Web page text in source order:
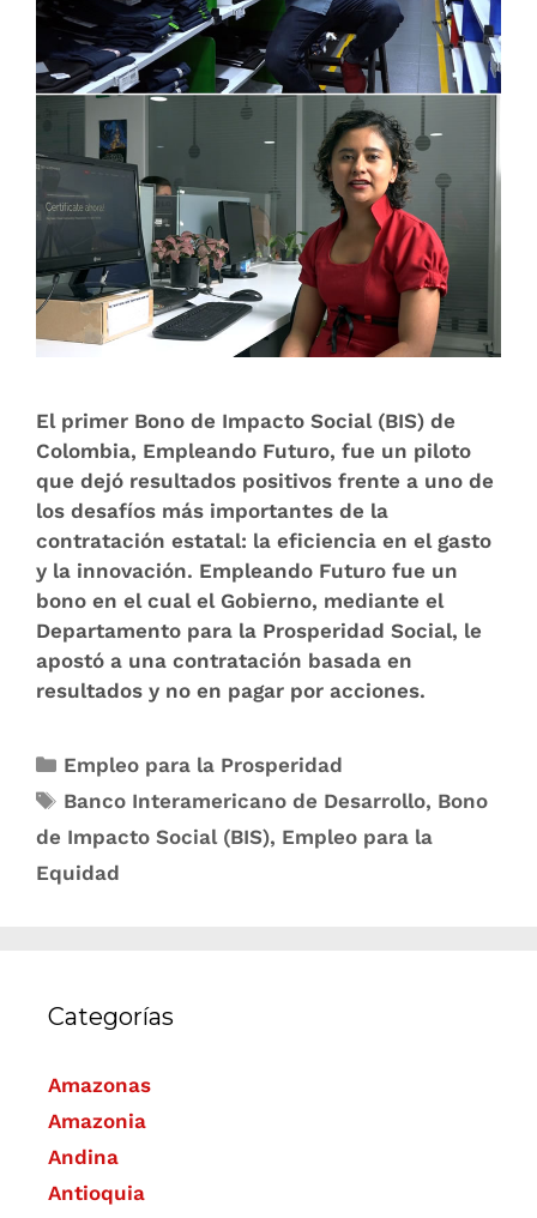
El primer Bono de Impacto Social (BIS) de
Colombia, Empleando Futuro, fue un piloto
que dejó resultados positivos frente a uno de
los desafíos más importantes de la
contratación estatal: la eficiencia en el gasto
y la innovación. Empleando Futuro fue un
bono en el cual el Gobierno, mediante el
Departamento para la Prosperidad Social, le
apostó a una contratación basada en
resultados y no en pagar por acciones.
Empleo para la Prosperidad
Banco Interamericano de Desarrollo, Bono
de Impacto Social (BIS), Empleo para la
Equidad
Categorías
Amazonas
Amazonia
Andina
Antioquia